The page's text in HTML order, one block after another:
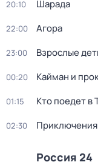
20:10 Шарада
22:00 Агора
23:00 Взрослые
00:20 Кайман и
01:15 Кто поедет в
02:30 Приключения
Россия 24